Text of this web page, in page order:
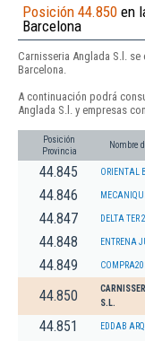
Posición 44.850 en
Barcelona
Carnisseria Anglada S.l.
Barcelona.
A continuación podrá
Anglada S.l. y empresas
Posición
Provincia
Nombre
44.845 ORIENTAL
44.846
44.847 DELTA TER
44.848 ENTRENA
44.849
44.850
S.L.
44.851 EDDAB